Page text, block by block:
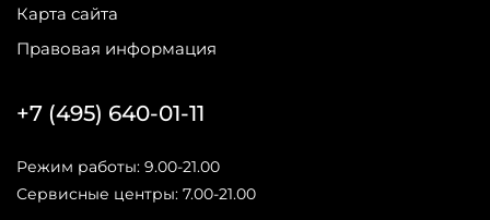
Карта сайта
Правовая информация
+7 (495) 640-01-11
Режим работы: 9.00-21.00
Сервисные центры: 7.00-21.00